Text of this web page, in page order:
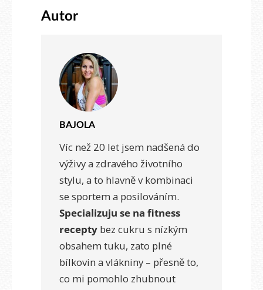
Autor
BAJOLA
Víc než 20 let jsem nadšená do
výživy a zdravého životního
stylu, a to hlavně v kombinaci
se sportem a posilováním.
Specializuju se na fitness
recepty bez cukru s nízkým
obsahem tuku, zato plné
bílkovin a vlákniny – přesně to,
co mi pomohlo zhubnout